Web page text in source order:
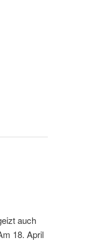
auch
18. April